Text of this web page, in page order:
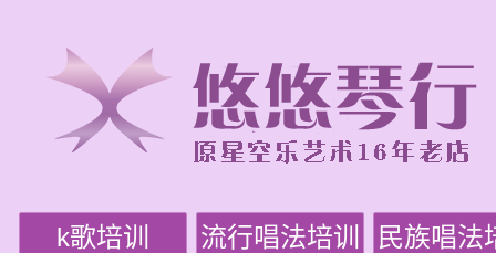
k歌培训 流行唱法培训 民族唱法